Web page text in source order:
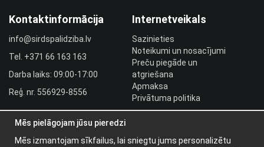
Kontaktinformācija
info@sirdspalidziba.lv
Tel. +371 66 163 163​
Darba laiks: 09:00-17:00
Reģ. nr. 556929-8556
Internetveikals
Sazinieties
Noteikumi un nosacījumi
Preču piegāde un
atgriešana
Apmaksa
Privātuma politika
Pieslēgties
Mēs pielāgojam jūsu pieredzi
Mēs izmantojam sīkfailus, lai sniegtu jums personalizētu